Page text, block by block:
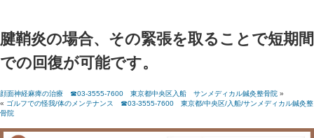
い、無理矢理伸ばすと「ぱき
と共に弾かれたように伸びる
指」と言います。